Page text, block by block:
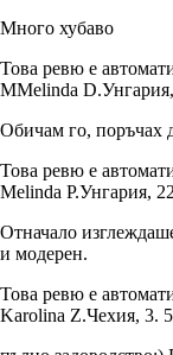
Много хубаво
Това ревю е
MMelinda D.Унгария,
Обичам го, поръчах
Това ревю е
Melinda P.Унгария,
Отначало
и модерен.
Това ревю е
Karolina Z.Чехия, 3.